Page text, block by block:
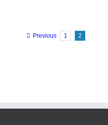
Previous 1 2